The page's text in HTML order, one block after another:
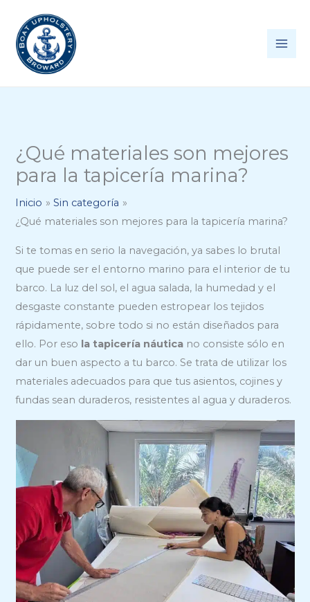
contenido
¿Qué materiales son mejores
para la tapicería marina?
Inicio
Sin categoría
¿Qué materiales son mejores para la tapicería marina?
Si te tomas en serio la navegación, ya sabes lo brutal
que puede ser el entorno marino para el interior de tu
barco. La luz del sol, el agua salada, la humedad y el
desgaste constante pueden estropear los tejidos
rápidamente, sobre todo si no están diseñados para
ello. Por eso la tapicería náutica no consiste sólo en
dar un buen aspecto a tu barco. Se trata de utilizar los
materiales adecuados para que tus asientos, cojines y
fundas sean duraderos, resistentes al agua y duraderos.